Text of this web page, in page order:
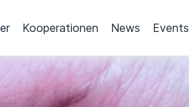
Kooperationen News Events